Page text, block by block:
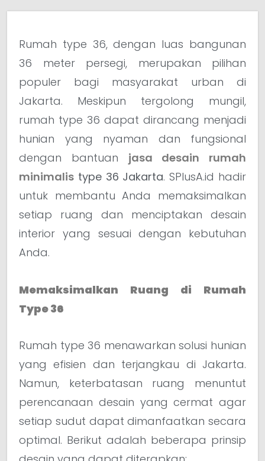
Rumah type 36, dengan luas bangunan
36 meter persegi, merupakan pilihan
populer bagi masyarakat urban di
Jakarta. Meskipun tergolong mungil,
rumah type 36 dapat dirancang menjadi
hunian yang nyaman dan fungsional
dengan bantuan jasa desain rumah
minimalis type 36 Jakarta. SPlusA.id hadir
untuk membantu Anda memaksimalkan
setiap ruang dan menciptakan desain
interior yang sesuai dengan kebutuhan
Anda.
Memaksimalkan Ruang di Rumah
Type 36
Rumah type 36 menawarkan solusi hunian
yang efisien dan terjangkau di Jakarta.
Namun, keterbatasan ruang menuntut
perencanaan desain yang cermat agar
setiap sudut dapat dimanfaatkan secara
optimal. Berikut adalah beberapa prinsip